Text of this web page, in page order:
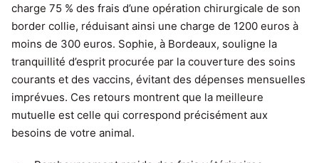
charge 75 % des frais d’une opération chirurgicale de son
border collie, réduisant ainsi une charge de 1200 euros à
moins de 300 euros. Sophie, à Bordeaux, souligne la
tranquillité d’esprit procurée par la couverture des soins
courants et des vaccins, évitant des dépenses mensuelles
imprévues. Ces retours montrent que la meilleure
mutuelle est celle qui correspond précisément aux
besoins de votre animal.